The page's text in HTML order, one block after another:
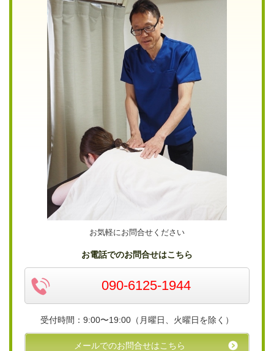
お気軽にお問合せください
お電話でのお問合せはこちら
090-6125-1944
受付時間：9:00〜19:00（月曜日、火曜日を除く）
メールでのお問合せはこちら